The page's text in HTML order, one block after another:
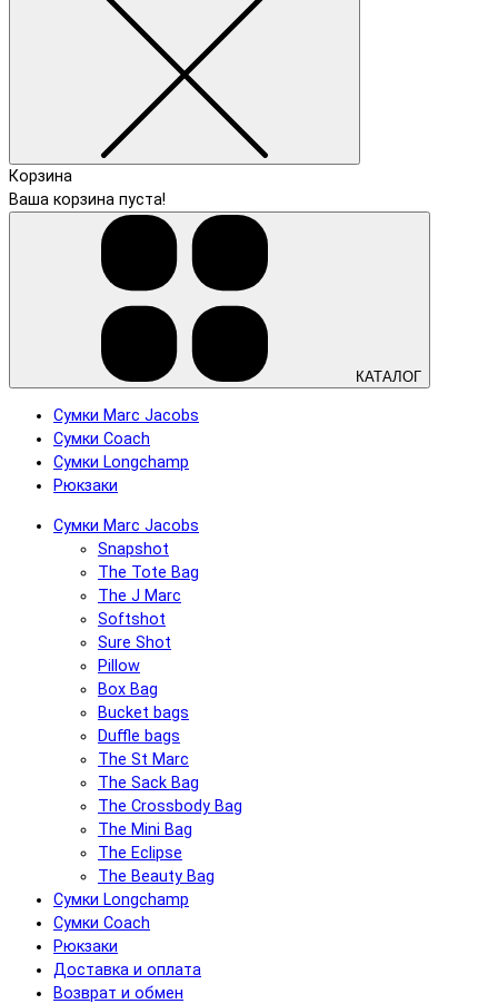
Корзина
Ваша корзина пуста!
КАТАЛОГ
Сумки Marc Jacobs
Сумки Coach
Сумки Longchamp
Рюкзаки
Сумки Marc Jacobs
Snapshot
The Tote Bag
The J Marc
Softshot
Sure Shot
Pillow
Box Bag
Bucket bags
Duffle bags
The St Marc
The Sack Bag
The Crossbody Bag
The Mini Bag
The Eclipse
The Beauty Bag
Сумки Longchamp
Сумки Coach
Рюкзаки
Доставка и оплата
Возврат и обмен